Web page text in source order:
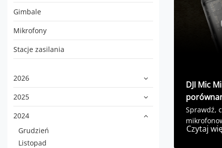
Gimbale
Mikrofony
Stacje zasilania
2026
2025
2024
Grudzień
Listopad
DJI Mic
Sprawdź,
Czytaj